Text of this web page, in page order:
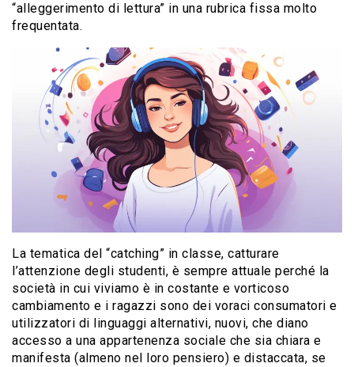
“alleggerimento di lettura” in una rubrica fissa molto
frequentata.
La tematica del “catching” in classe, catturare
l’attenzione degli studenti, è sempre attuale perché la
società in cui viviamo è in costante e vorticoso
cambiamento e i ragazzi sono dei voraci consumatori e
utilizzatori di linguaggi alternativi, nuovi, che diano
accesso a una appartenenza sociale che sia chiara e
manifesta (almeno nel loro pensiero) e distaccata, se